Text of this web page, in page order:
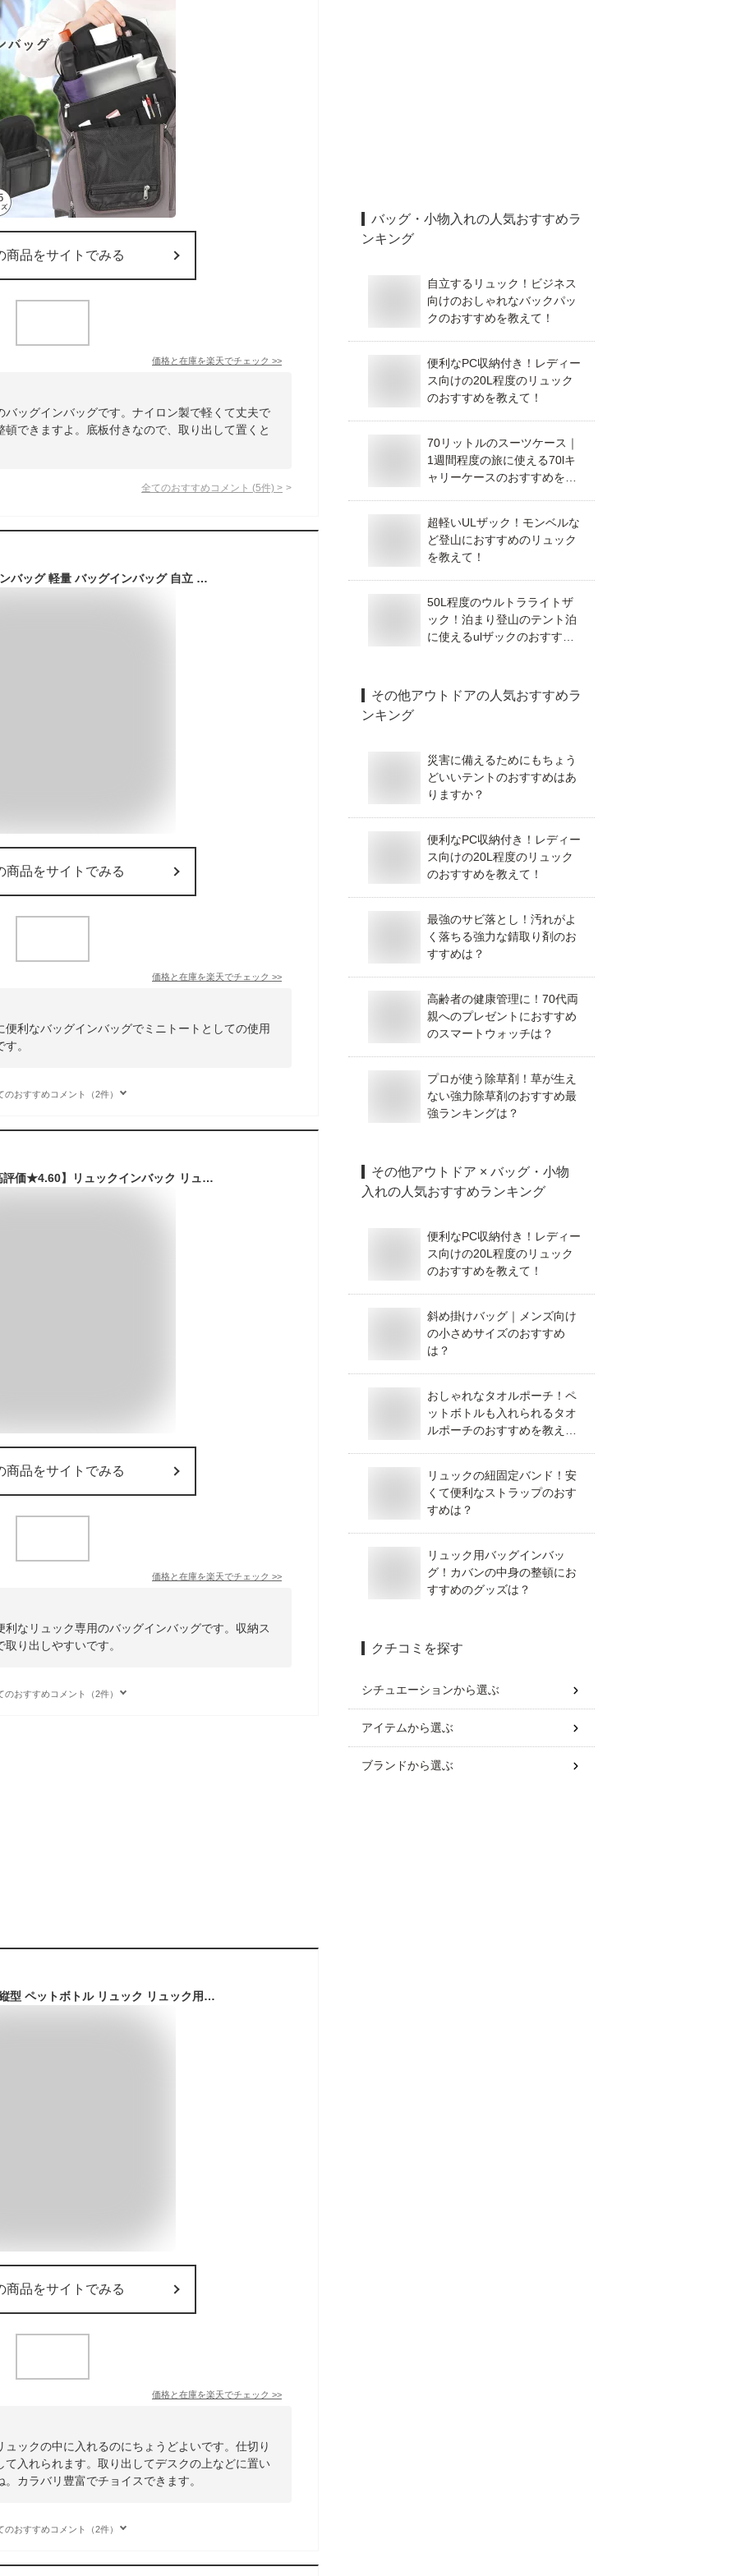
商品をサイトでみる
価格と在庫を楽天でチェック >>
ッグインバッグです。ナイロン製で軽くて丈夫で
できますよ。底板付きなので、取り出して置くと
全てのおすすめコメント (5件) >
【Sサイズ】バッグインバッグ 軽量 バッグインバッグ 自立 バッグインバッグ 小さめ インナーバッグ 整理整頓／ミニトートにも使える メッシュ バッグインバッグ／ボンモマン／bon moment ボンモマン【ネコポス対応】
商品をサイトでみる
価格と在庫を楽天でチェック >>
利なバッグインバッグでミニトートとしての使用
。
のおすすめコメント（2件）
バッグインバッグ【高評価★4.60】リュックインバック リュック 軽量 底板付 フェルト インナーバッグ 軽量 大容量 自立 小物整理 ポーチ インナーポーチ A4 B5 小さめ レディース メンズ リュック用 コンパクト 送料無料 Annekor アンコール
商品をサイトでみる
価格と在庫を楽天でチェック >>
なリュック専用のバッグインバッグです。収納ス
り出しやすいです。
のおすすめコメント（2件）
バッグインバッグ 縦 縦型 ペットボトル リュック リュック用 B5 A4 仕切り 小さめ 大きめ 自立 軽い 軽量 M L バックインバック リュックインバッグ 底板 軽量 収納 大容量 自立 インナーバッグ 最強配送
商品をサイトでみる
価格と在庫を楽天でチェック >>
ックの中に入れるのにちょうどよいです。仕切り
入れられます。取り出してデスクの上などに置い
カラバリ豊富でチョイスできます。
のおすすめコメント（2件）
バッグ・小物入れの人気おすすめラ
ンキング
自立するリュック！ビジネス
向けのおしゃれなバックパッ
クのおすすめを教えて！
便利なPC収納付き！レディー
ス向けの20L程度のリュック
のおすすめを教えて！
70リットルのスーツケース｜
1週間程度の旅に使える70lキ
ャリーケースのおすすめを教
超軽いULザック！モンベルな
ど登山におすすめのリュック
を教えて！
50L程度のウルトラライトザ
ック！泊まり登山のテント泊
に使えるulザックのおすすめ
その他アウトドアの人気おすすめラ
ンキング
災害に備えるためにもちょう
どいいテントのおすすめはあ
りますか？
便利なPC収納付き！レディー
ス向けの20L程度のリュック
のおすすめを教えて！
最強のサビ落とし！汚れがよ
く落ちる強力な錆取り剤のお
すすめは？
高齢者の健康管理に！70代両
親へのプレゼントにおすすめ
のスマートウォッチは？
プロが使う除草剤！草が生え
ない強力除草剤のおすすめ最
強ランキングは？
その他アウトドア × バッグ・小物
入れの人気おすすめランキング
便利なPC収納付き！レディー
ス向けの20L程度のリュック
のおすすめを教えて！
斜め掛けバッグ｜メンズ向け
の小さめサイズのおすすめ
は？
おしゃれなタオルポーチ！ペ
ットボトルも入れられるタオ
ルポーチのおすすめを教え
リュックの紐固定バンド！安
くて便利なストラップのおす
すめは？
リュック用バッグインバッ
グ！カバンの中身の整頓にお
すすめのグッズは？
クチコミを探す
シチュエーションから選ぶ
アイテムから選ぶ
ブランドから選ぶ